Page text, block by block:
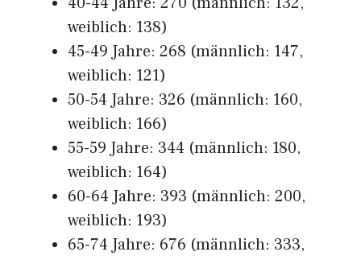
weiblich: 138)
45-49 Jahre: 268 (männlich: 147,
weiblich: 121)
50-54 Jahre: 326 (männlich: 160,
weiblich: 166)
55-59 Jahre: 344 (männlich: 180,
weiblich: 164)
60-64 Jahre: 393 (männlich: 200,
weiblich: 193)
65-74 Jahre: 676 (männlich: 333,